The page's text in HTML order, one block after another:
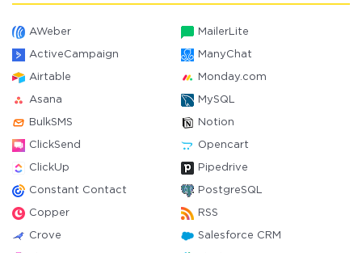
AWeber MailerLite
ActiveCampaign ManyChat
Airtable Monday.com
Asana MySQL
BulkSMS Notion
ClickSend Opencart
ClickUp Pipedrive
Constant Contact PostgreSQL
Copper RSS
Crove Salesforce CRM